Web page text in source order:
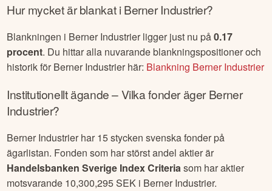
Hur mycket är blankat iBerner Industrier?
Blankningen i Berner Industrier ligger just nu på0.17
procent. Du hittar alla nuvarande blankningspositioner och
historik för Berner Industrier här: Blankning Berner Industrier
Institutionellt ägande – Vilka fonder ägerBerner
Industrier?
Berner Industrier har 15stycken svenska fonder på
ägarlistan. Fonden som har störst andel aktier är
Handelsbanken Sverige Index Criteriasom har aktier
motsvarande 10,300,295SEK i Berner Industrier.